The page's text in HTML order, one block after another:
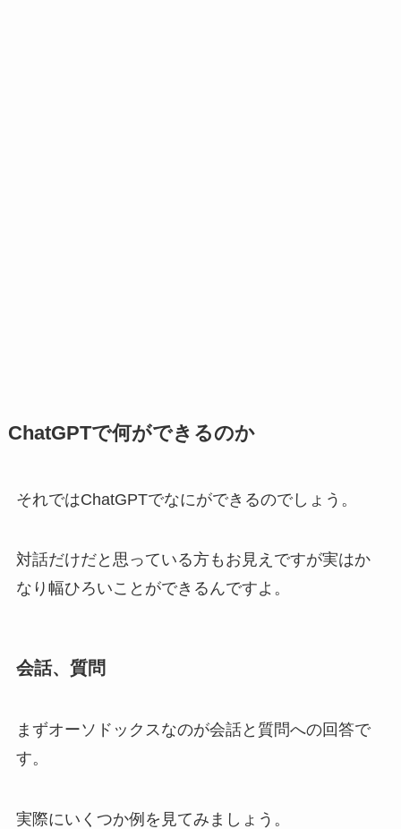
ChatGPTで何ができるのか
それではChatGPTでなにができるのでしょう。
対話だけだと思っている方もお見えですが実はか
なり幅ひろいことができるんですよ。
会話、質問
まずオーソドックスなのが会話と質問への回答で
す。
実際にいくつか例を見てみましょう。